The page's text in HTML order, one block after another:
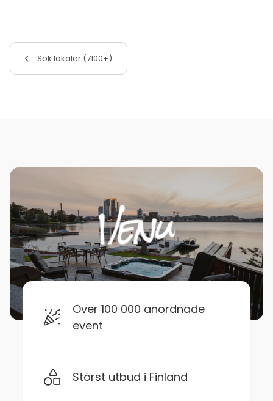
Sök lokaler (7100+)
Över 100 000 anordnade
event
Störst utbud i Finland